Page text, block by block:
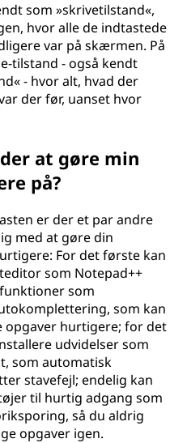
som »skrivetilstand«,
hvor alle de indtastede
var på skærmen. På
tilstand - også kendt
- hvor alt, hvad der
der før, uanset hvor
at gøre min
på?
er der et par andre
med at gøre din
For det første kan
som Notepad++
som
som kan
hurtigere; for det
udvidelser som
som automatisk
stavefejl; endelig kan
til hurtig adgang som
så du aldrig
opgaver igen.